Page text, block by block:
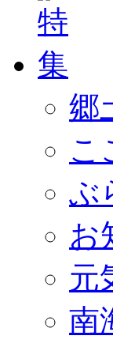
郷
こ
ぶ
お
元
南